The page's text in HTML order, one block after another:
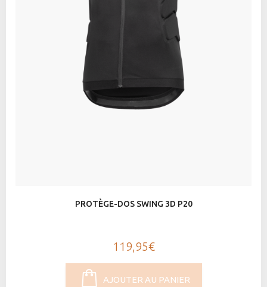
PROTÈGE-DOS SWING 3D P20
119,95€
AJOUTER AU PANIER